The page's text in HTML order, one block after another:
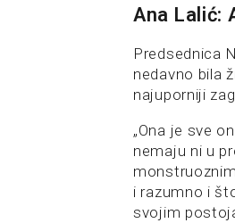
Ana Lalić:
Predsednica
nedavno bila
najuporniji
„Ona je sve
nemaju ni u
i razumno i
svojim